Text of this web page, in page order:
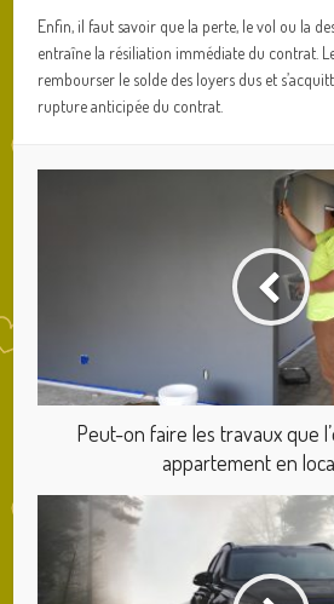
Enfin, il faut savoir que la perte, le vol ou la
entraîne la résiliation immédiate du contrat.
rembourser le solde des loyers dus et
rupture anticipée du contrat.
Peut-on faire les travaux que
appartement en